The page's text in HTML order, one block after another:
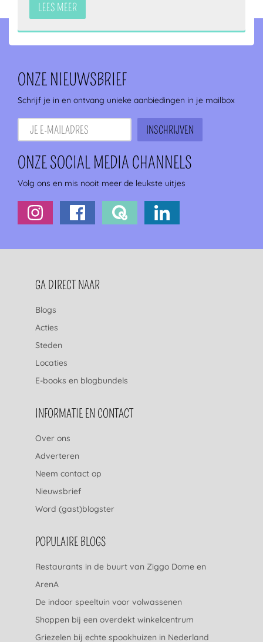
LEES MEER
ONZE NIEUWSBRIEF
Schrijf je in en ontvang unieke aanbiedingen in je mailbox
ONZE SOCIAL MEDIA CHANNELS
Volg ons en mis nooit meer de leukste uitjes
FOOTERNAVIGATIE
GA DIRECT NAAR
Blogs
Acties
Steden
Locaties
E-books en blogbundels
INFORMATIE EN CONTACT
Over ons
Adverteren
Neem contact op
Nieuwsbrief
Word (gast)blogster
POPULAIRE BLOGS
Restaurants in de buurt van Ziggo Dome en
ArenA
De indoor speeltuin voor volwassenen
Shoppen bij een overdekt winkelcentrum
Griezelen bij echte spookhuizen in Nederland